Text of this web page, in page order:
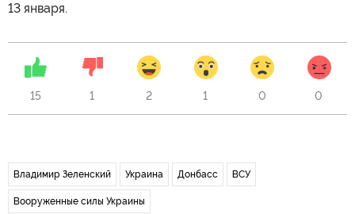
13 января.
15 1 2 1 0 0
Владимир Зеленский Украина Донбасс ВСУ
Вооруженные силы Украины